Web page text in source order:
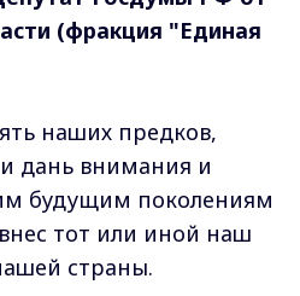
(фракция "Единая
наших предков,
дань внимания и
будущим поколениям
тот или иной наш
страны.